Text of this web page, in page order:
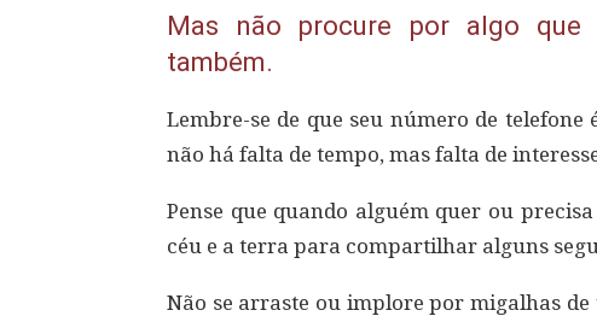
Mas não procure por algo que
também.
Lembre-se de que seu número de telefone
não há falta de tempo, mas falta de
Pense que quando alguém quer ou
céu e a terra para compartilhar alguns
Não se arraste ou implore por migalhas